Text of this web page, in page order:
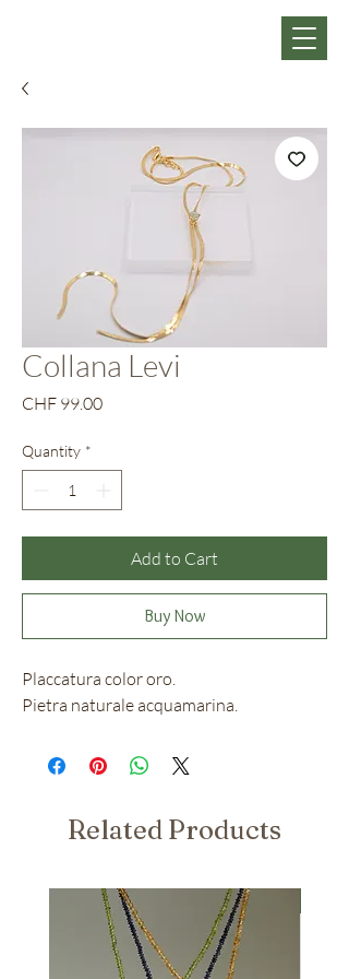
Collana Levi
CHF 99.00Price
Quantity *
Add to Cart
Buy Now
Placcatura color oro.
Pietra naturale acquamarina.
Related Products